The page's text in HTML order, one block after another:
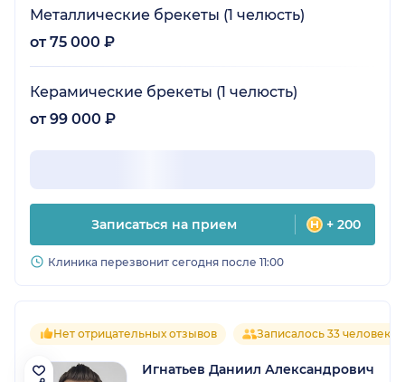
Металлические брекеты (1 челюсть)
от 75 000 ₽
Керамические брекеты (1 челюсть)
от 99 000 ₽
Записаться на прием + 200
Клиника перезвонит сегодня после 11:00
Нет отрицательных отзывов Записалось 33 человека
Игнатьев Даниил Александрович